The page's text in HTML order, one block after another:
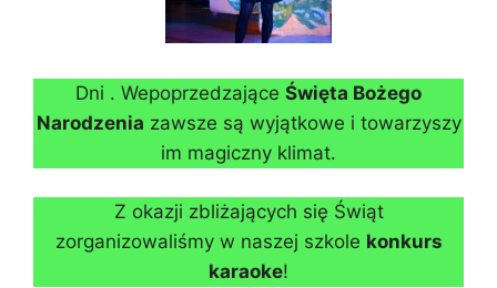
Dni . Wepoprzedzające Święta Bożego
Narodzenia zawsze są wyjątkowe i towarzyszy
im magiczny klimat.
Z okazji zbliżających się Świąt
zorganizowaliśmy w naszej szkole konkurs
karaoke!